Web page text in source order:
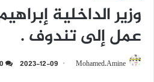
وزير الداخلية
عمل إلى تندوف .
Mohamed.Amine
2023-12-09